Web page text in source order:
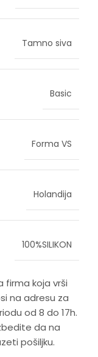
Tamno siva
Basic
Forma VS
Holandija
100%SILIKON
firma koja vrši
na adresu za
od 8 do 17h.
da na
pošiljku.